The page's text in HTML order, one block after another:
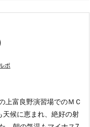
ポ
上富良野演習場でのＭＣ
天候に恵まれ、絶好の射